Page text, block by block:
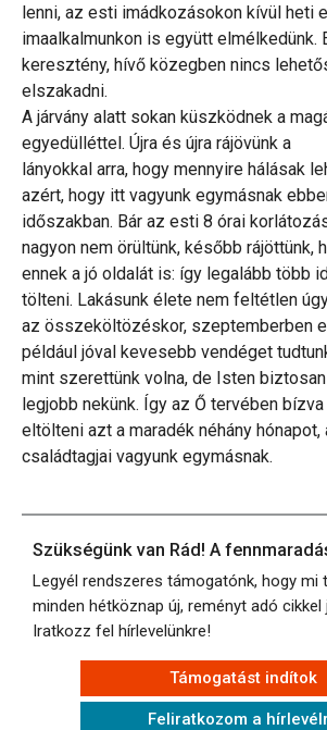
lenni, az esti imádkozásokon kívül heti
imaalkalmunkon is együtt elmélkedünk.
keresztény, hívő közegben nincs
elszakadni.
A járvány alatt sokan küszködnek a
egyedülléttel. Újra és újra rájövünk a
lányokkal arra, hogy mennyire hálásak
azért, hogy itt vagyunk egymásnak
időszakban. Bár az esti 8 órai
nagyon nem örültünk, később rájöttünk,
ennek a jó oldalát is: így legalább több
tölteni. Lakásunk élete nem feltétlen
az összeköltözéskor, szeptemberben
például jóval kevesebb vendéget
mint szerettünk volna, de Isten
legjobb nekünk. Így az Ő tervében
eltölteni azt a maradék néhány hónapot,
családtagjai vagyunk egymásnak.
Szükségünk van Rád! A
Legyél rendszeres támogatónk, hogy mi
minden hétköznap új, reményt adó
Iratkozz fel hírlevelünkre!
Támogatást indítok
Feliratkozom a